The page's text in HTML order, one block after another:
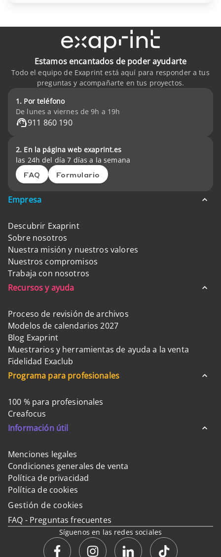
Estamos encantados de poder ayudarte
Todo el equipo de Exaprint está aquí para responder a tus
preguntas y acompañarte en tus proyectos.
1. Por teléfono
De lunes a viernes de 9h a 19h
911 860 190
2. En la página web exaprint.es
las 24h del día 7 días a la semana
FAQ Formulario
Empresa
Descubrir Exaprint
Sobre nosotros
Nuestra misión y nuestros valores
Nuestros compromisos
Trabaja con nosotros
Recursos y ayuda
Proceso de revisión de archivos
Modelos de calendarios 2027
Blog Exaprint
Muestrarios y herramientas de ayuda a la venta
Fidelidad Exaclub
Programa para profesionales
100 % para profesionales
Creafocus
Información útil
Menciones legales
Condiciones generales de venta
Política de privacidad
Política de cookies
Gestión de cookies
FAQ - Preguntas frecuentes
Síguenos en las redes sociales